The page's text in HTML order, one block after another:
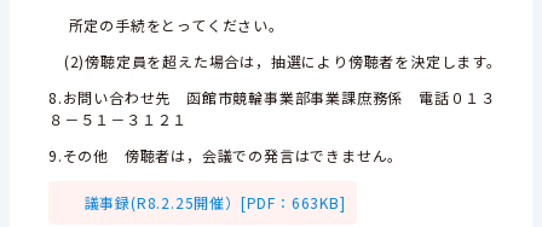
所定の手続をとってください。
(2)傍聴定員を超えた場合は，抽選により傍聴者を決定します。
8.お問い合わせ先 函館市競輪事業部事業課庶務係 電話０１３
８－５１－３１２１
9.その他 傍聴者は，会議での発言はできません。
議事録(R8.2.25開催）[PDF：663KB]